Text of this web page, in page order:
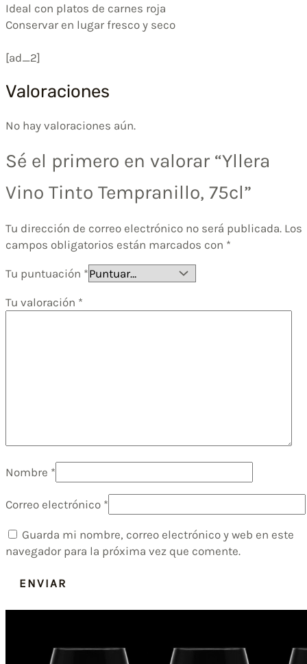
Ideal con platos de carnes roja
Conservar en lugar fresco y seco
[ad_2]
Valoraciones
No hay valoraciones aún.
Sé el primero en valorar “Yllera
Vino Tinto Tempranillo, 75cl”
Tu dirección de correo electrónico no será publicada. Los
campos obligatorios están marcados con *
Tu puntuación *
Tu valoración *
Nombre *
Correo electrónico *
Guarda mi nombre, correo electrónico y web en este
navegador para la próxima vez que comente.